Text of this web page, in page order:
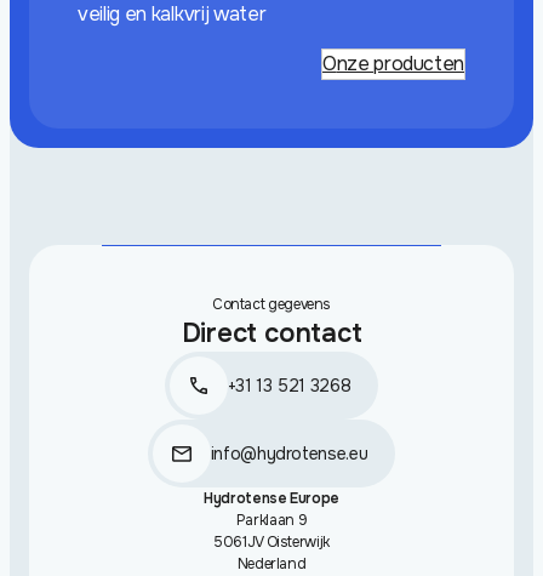
veilig en kalkvrij water
Onze producten
Contact gegevens
Direct contact
+31 13 521 3268
info@hydrotense.eu
Hydrotense Europe
Parklaan 9
5061JV Oisterwijk
Nederland